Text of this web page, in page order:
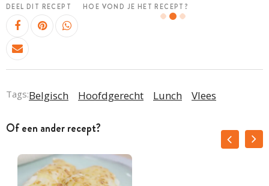
DEEL DIT RECEPT HOE VOND JE HET RECEPT?
Tags:Belgisch Hoofdgerecht Lunch Vlees
Of een ander recept?